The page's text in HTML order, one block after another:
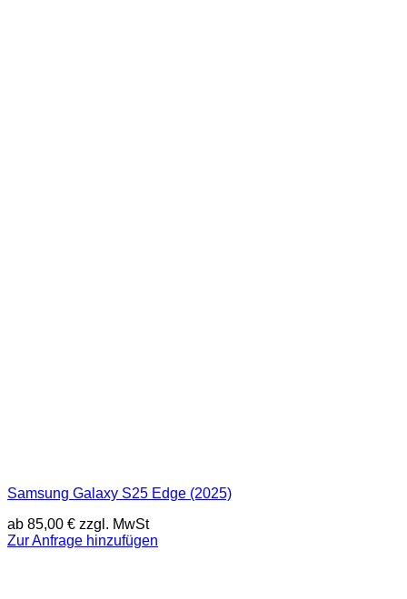
Samsung Galaxy S25 Edge (2025)
ab 85,00 € zzgl. MwSt
Zur Anfrage hinzufügen